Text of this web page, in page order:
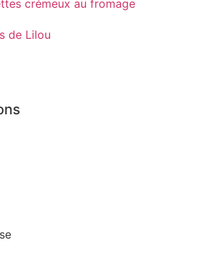
crémeux au fromage
de Lilou